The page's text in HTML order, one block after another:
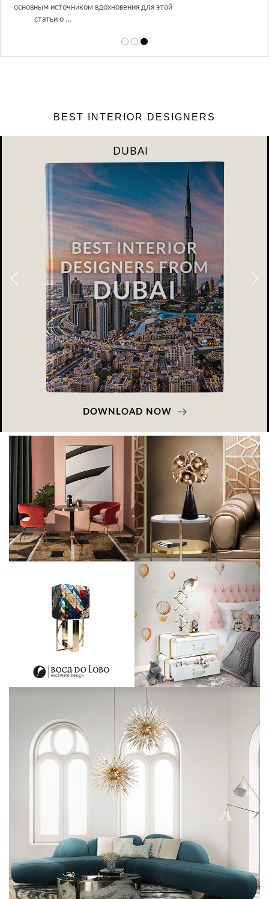
Glazov Design Group- это одна из лучших студий дизайна интерьера
BEST INTERIOR DESIGNERS
DUBAI
DOWNLOAD NOW